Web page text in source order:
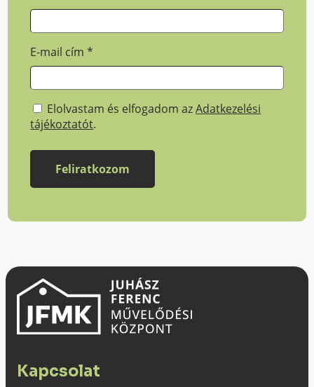
E-mail cím*
Elolvastam és elfogadom azAdatkezelési
tájékoztatót.
Kapcsolat